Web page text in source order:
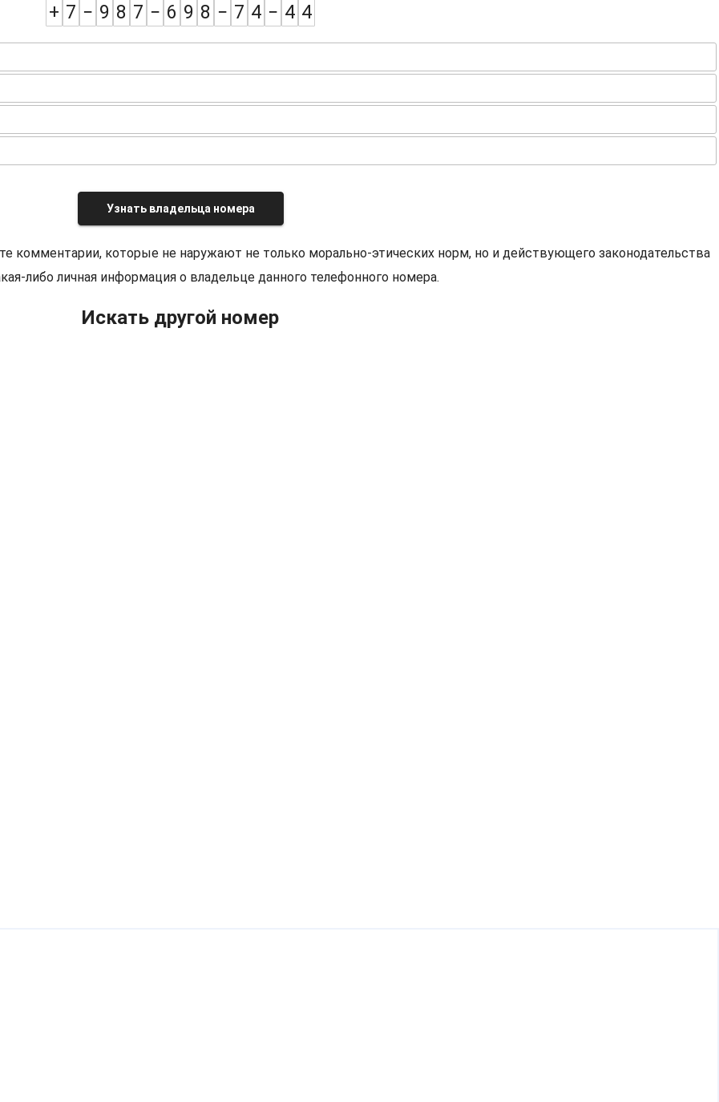
+ 7 − 9 8 7 − 6 9 8 − 7 4 − 4 4
Узнать владельца номера
комментарии, которые не наружают не только морально-этических норм, но и действующего законодательства
либо личная информация о владельце данного телефонного номера.
Искать другой номер